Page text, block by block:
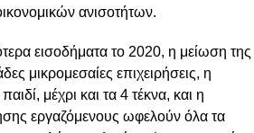
ανισοτήτων.
εισοδήματα το 2020, η μείωση της
μικρομεσαίες επιχειρήσεις, η
μέχρι και τα 4 τέκνα, και η
εργαζόμενους ωφελούν όλα τα